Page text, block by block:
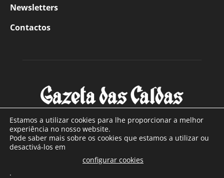
Newsletters
Contactos
SOBRE NÓS
Com sede nas Caldas da Rainha e mais de 90 anos de
Estamos a utilizar cookies para lhe proporcionar a melhor
experiência no nosso website.
Pode saber mais sobre os cookies que estamos a utilizar ou
desactivá-los em
configurar cookies
.